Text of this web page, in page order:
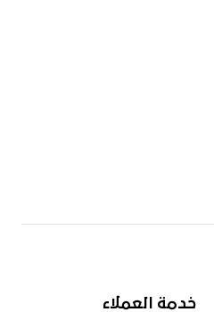
خدمة العملاء